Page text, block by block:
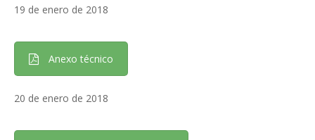
19 de enero de 2018
Anexo técnico
20 de enero de 2018